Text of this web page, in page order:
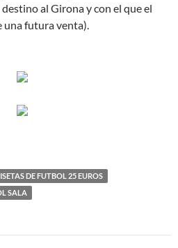
al Girona y con el que el
una futura venta).
DE FUTBOL 25 EUROS
SALA